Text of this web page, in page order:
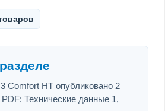
Comfort HT опубликовано 2
Технические данные 1,